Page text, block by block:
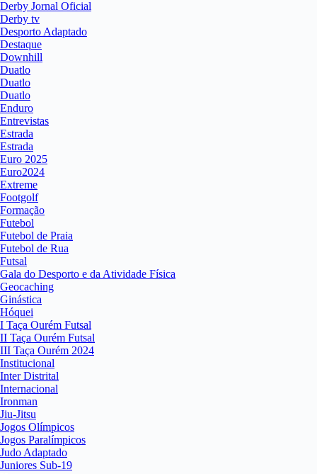
Derby Jornal Oficial
Derby tv
Desporto Adaptado
Destaque
Downhill
Duatlo
Duatlo
Duatlo
Enduro
Entrevistas
Estrada
Estrada
Euro 2025
Euro2024
Extreme
Footgolf
Formação
Futebol
Futebol de Praia
Futebol de Rua
Futsal
Gala do Desporto e da Atividade Física
Geocaching
Ginástica
Hóquei
I Taça Ourém Futsal
II Taça Ourém Futsal
III Taça Ourém 2024
Institucional
Inter Distrital
Internacional
Ironman
Jiu-Jitsu
Jogos Olímpicos
Jogos Paralímpicos
Judo Adaptado
Juniores Sub-19